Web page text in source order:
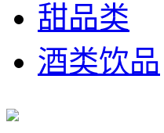
甜品类
酒类饮品